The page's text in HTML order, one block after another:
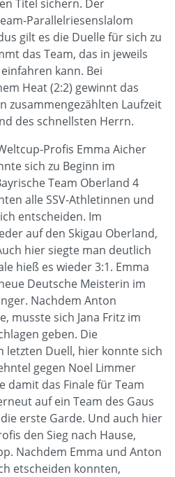
Titel sichern. Der
Parallelriesenslalom
gilt es die Duelle für sich zu
das Team, das in jeweils
kann. Bei
Heat (2:2) gewinnt das
zusammengezählten Laufzeit
des schnellsten Herrn.
Profis Emma Aicher
sich zu Beginn im
Team Oberland 4
alle SSV-Athletinnen und
entscheiden. Im
auf den Skigau Oberland,
hier siegte man deutlich
hieß es wieder 3:1. Emma
Deutsche Meisterin im
Nachdem Anton
musste sich Jana Fritz im
geben. Die
letzten Duell, hier konnte sich
gegen Noel Limmer
damit das Finale für Team
auf ein Team des Gaus
erste Garde. Und auch hier
den Sieg nach Hause,
Nachdem Emma und Anton
etscheiden konnten,